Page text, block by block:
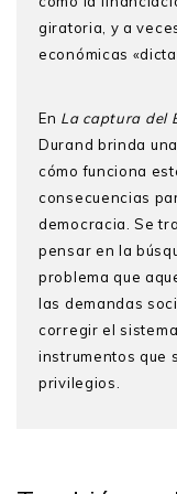
giratoria, y a
económicas
En La captura del
Durand brinda
cómo funciona
consecuencias
democracia. Se
pensar en la
problema que
las demandas
corregir el
instrumentos que
privilegios.